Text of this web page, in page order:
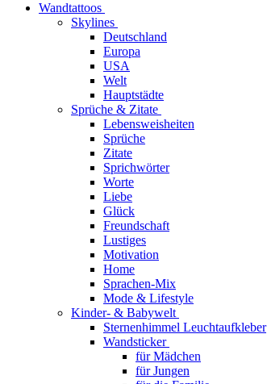
Wandtattoos
Skylines
Deutschland
Europa
USA
Welt
Hauptstädte
Sprüche & Zitate
Lebensweisheiten
Sprüche
Zitate
Sprichwörter
Worte
Liebe
Glück
Freundschaft
Lustiges
Motivation
Home
Sprachen-Mix
Mode & Lifestyle
Kinder- & Babywelt
Sternenhimmel Leuchtaufkleber
Wandsticker
für Mädchen
für Jungen